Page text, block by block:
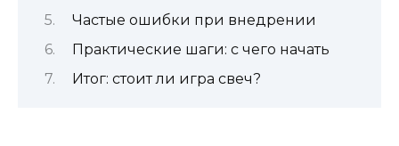
Частые ошибки при внедрении
Практические шаги: с чего начать
Итог: стоит ли игра свеч?